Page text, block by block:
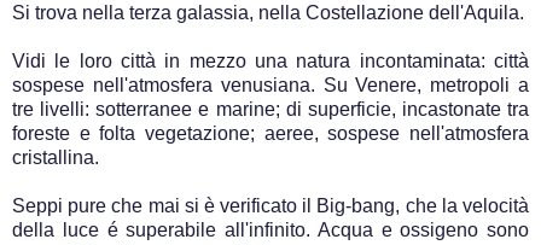
Si trova nella terza galassia, nella Costellazione dell'Aquila.
Vidi le loro città in mezzo una natura incontaminata: città
sospese nell'atmosfera venusiana. Su Venere, metropoli a
tre livelli: sotterranee e marine; di superficie, incastonate tra
foreste e folta vegetazione; aeree, sospese nell'atmosfera
cristallina.
Seppi pure che mai si è verificato il Big-bang, che la velocità
della luce é superabile all'infinito. Acqua e ossigeno sono